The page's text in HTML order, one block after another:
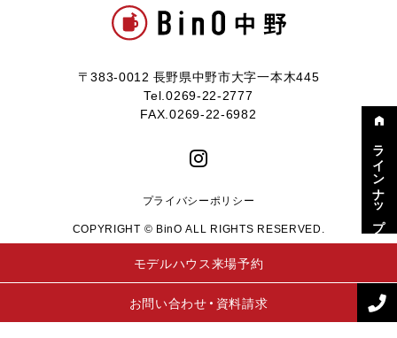
〒383-0012 長野県中野市大字一本木445
Tel.0269-22-2777
FAX.0269-22-6982
プライバシーポリシー
COPYRIGHT © BinO ALL RIGHTS RESERVED.
モデルハウス来場予約
お問い合わせ・資料請求
ラインナップ